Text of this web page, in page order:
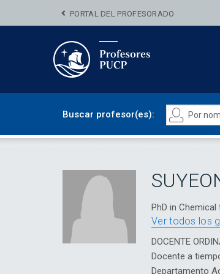
PORTAL DEL PROFESORADO
Buscar profesor(es):
PhD in Chemical
Ver todos los
DOCENTE
Docente a
Departamento